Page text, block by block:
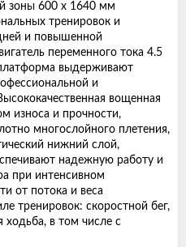
зоны 600 x 1640 мм
тренировок и
и повышенной
переменного тока 4.5
выдерживают
и
вощенная
износа и прочности,
многослойного плетения,
нижний слой,
надежную работу и
при интенсивном
от потока и веса
тренировок: скоростной бег,
ходьба, в том числе с